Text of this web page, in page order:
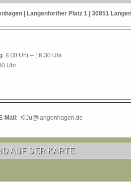
| Langenforther Platz 1 | 30851
: 8.00 Uhr – 16.30 Uhr
Uhr
E-Mail : KiJu@langenhagen.de
AUF DER KARTE